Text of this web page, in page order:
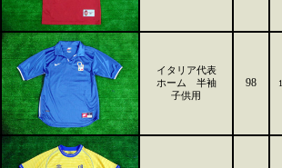
イタリア代表
ホーム 半袖
子供用
98